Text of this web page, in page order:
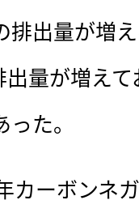
排出量が増
量が増え
た。
カーボンネ